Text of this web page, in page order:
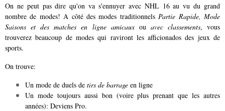
On ne peut pas dire qu'on va s'ennuyer avec NHL 16 au vu du grand
nombre de modes! A côté des modes traditionnels Partie Rapide, Mode
Saisons et des matches en ligne amicauxou avec classements, vous
trouverez beaucoup de modes qui raviront les afficionados des jeux de
sports.
On trouve:
Un mode de duels de tirs de barrage en ligne
Un mode toujours aussi bon (voire plus prenant que les autres
années): Deviens Pro.